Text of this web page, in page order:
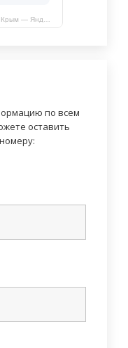
по всем
оставить